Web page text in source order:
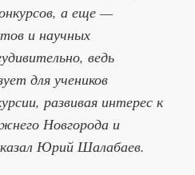
а еще —
и научных
ведь
для учеников
развивая интерес к
Новгорода и
Юрий Шалабаев.